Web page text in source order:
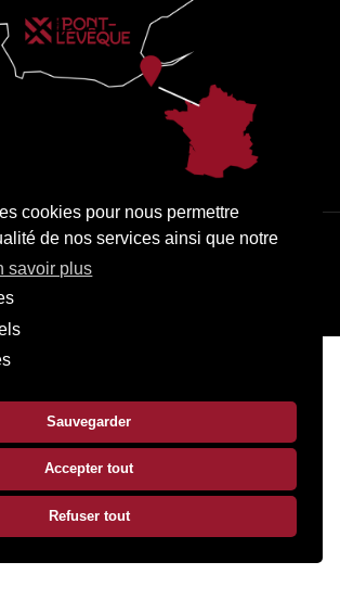
cookies pour nous permettre
de nos services ainsi que notre
savoir plus
Sauvegarder
Accepter tout
Refuser tout